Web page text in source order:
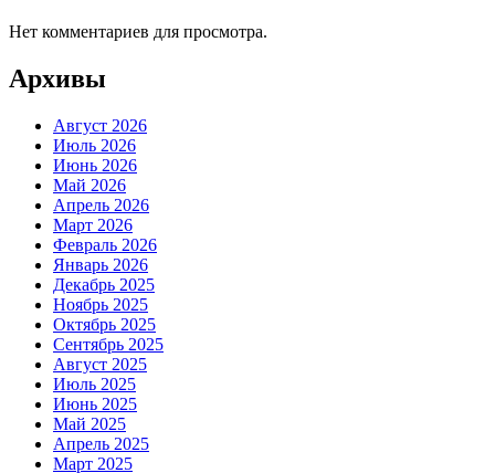
Нет комментариев для просмотра.
Архивы
Август 2026
Июль 2026
Июнь 2026
Май 2026
Апрель 2026
Март 2026
Февраль 2026
Январь 2026
Декабрь 2025
Ноябрь 2025
Октябрь 2025
Сентябрь 2025
Август 2025
Июль 2025
Июнь 2025
Май 2025
Апрель 2025
Март 2025